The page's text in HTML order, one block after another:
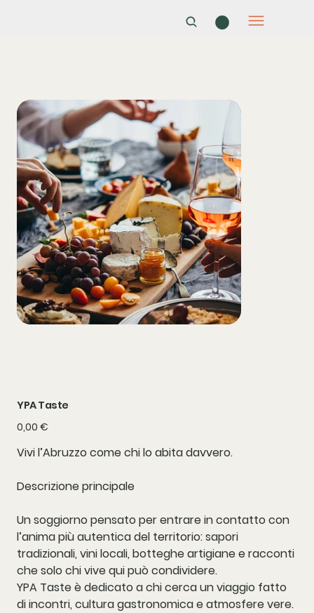
YPA Taste
Prezzo
0,00 €
Vivi l’Abruzzo come chi lo abita davvero.
Descrizione principale
Un soggiorno pensato per entrare in contatto con
l’anima più autentica del territorio: sapori
tradizionali, vini locali, botteghe artigiane e racconti
che solo chi vive qui può condividere.
YPA Taste è dedicato a chi cerca un viaggio fatto
di incontri, cultura gastronomica e atmosfere vere.